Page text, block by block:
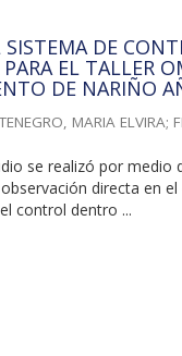
SISTEMA DE
EL TALLER
DE NARIÑO
MARIA ELVIRA;
se realizó por medio
directa en
control dentro ...